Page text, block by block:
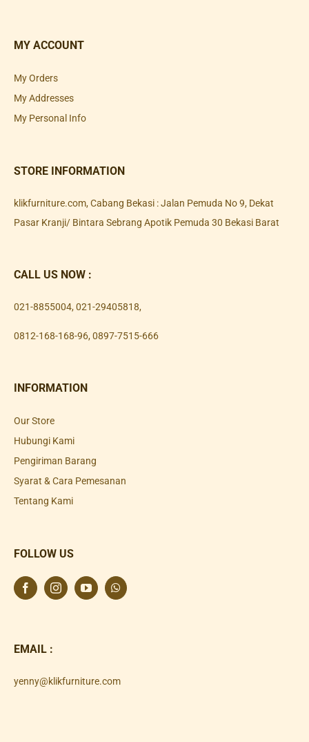
MY ACCOUNT
My Orders
My Addresses
My Personal Info
STORE INFORMATION
klikfurniture.com, Cabang Bekasi : Jalan Pemuda No 9, Dekat
Pasar Kranji/ Bintara Sebrang Apotik Pemuda 30 Bekasi Barat
CALL US NOW :
021-8855004, 021-29405818,
0812-168-168-96, 0897-7515-666
INFORMATION
Our Store
Hubungi Kami
Pengiriman Barang
Syarat & Cara Pemesanan
Tentang Kami
FOLLOW US
EMAIL :
yenny@klikfurniture.com